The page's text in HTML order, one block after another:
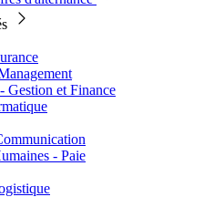
Gestion et Finance
- Paie